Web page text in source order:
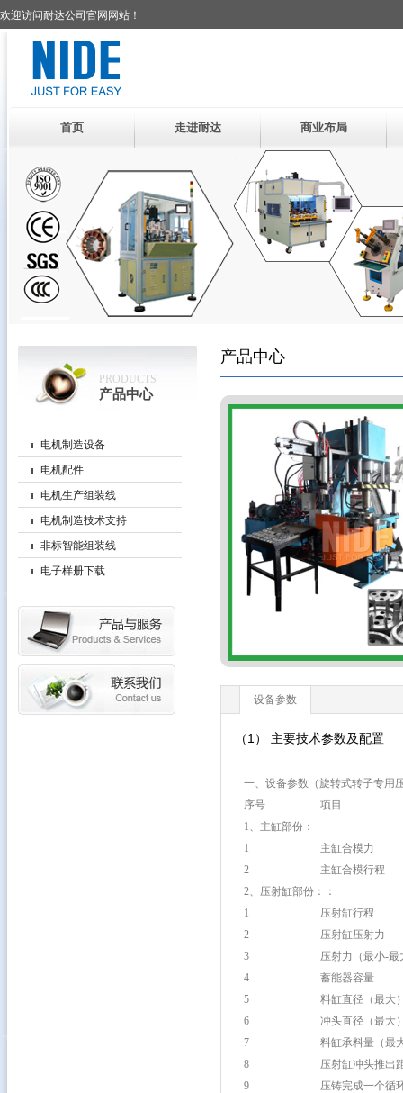
欢迎访问耐达公司官网网站！
首页 走进耐达 商业布局
PRODUCTS
产品中心
电机制造设备
电机配件
电机生产组装线
电机制造技术支持
非标智能组装线
电子样册下载
产品中心
设备参数
（1） 主要技术参数及配置
一、设备参数（旋转式转子专用
序号
项目
1、主缸部份：
1
主缸合模力
2
主缸合模行程
2、压射缸部份：：
1
压射缸行程
2
压射缸压射力
3
压射力（最小-最
4
蓄能器容量
5
料缸直径（最大
6
冲头直径（最大
7
料缸承料量（最
8
压射缸冲头推出
9
压铸完成一个循